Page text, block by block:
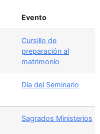
Evento
Cursillo de
preparación al
matrimonio
Día del Seminario
Sagrados Ministerios